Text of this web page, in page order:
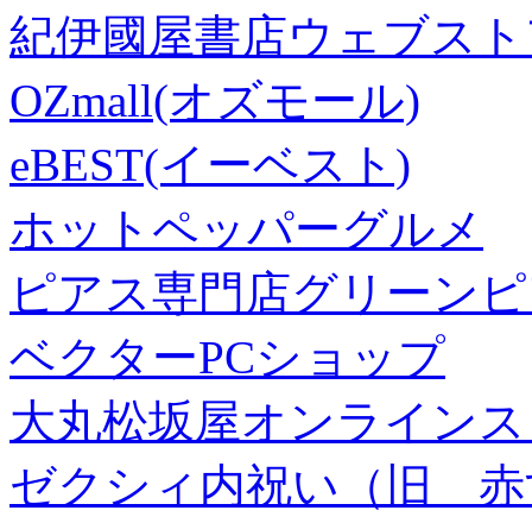
紀伊國屋書店ウェブス
OZmall(オズモール)
eBEST(イーベスト)
ホットペッパーグルメ
ピアス専門店グリーン
ベクターPCショップ
大丸松坂屋オンライン
ゼクシィ内祝い（旧 赤